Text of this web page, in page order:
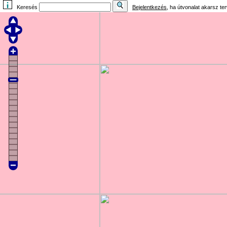
Keresés Bejelentkezés , ha útvonalat akarsz